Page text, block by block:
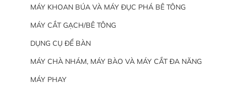
MÁY KHOAN BÚA VÀ MÁY ĐỤC PHÁ BÊ TÔNG
MÁY CẮT GẠCH/BÊ TÔNG
DỤNG CỤ ĐỂ BÀN
MÁY CHÀ NHÁM, MÁY BÀO VÀ MÁY CẮT ĐA NĂNG
MÁY PHAY